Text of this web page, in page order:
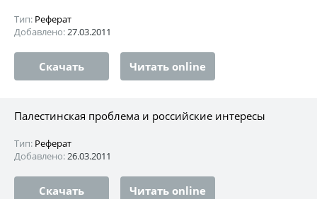
Тип: Реферат
Добавлено:27.03.2011
Скачать Читать online
Палестинская проблема и российские интересы
Тип: Реферат
Добавлено:26.03.2011
Скачать Читать online